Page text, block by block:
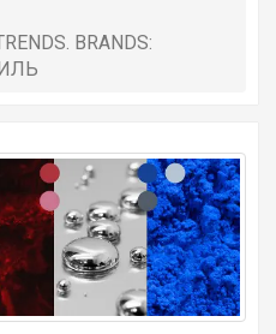
BRANDS: